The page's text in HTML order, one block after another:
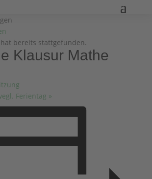
bereits stattgefunden.
Klausur Mathe
Ferientag »